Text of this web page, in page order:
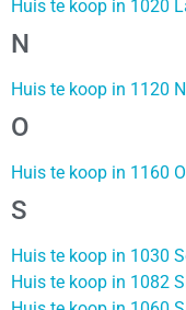
Huis te koop in 1020
N
Huis te koop in 1120
O
Huis te koop in 1160
S
Huis te koop in 1030
Huis te koop in 1082